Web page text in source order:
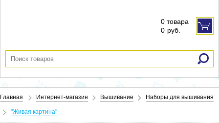
0 товара
0 руб.
Главная Интернет-магазин Вышивание Наборы для вышивания
"Живая картина"